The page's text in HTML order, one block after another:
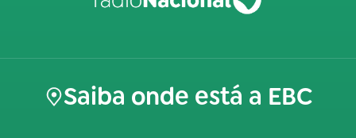
Saiba onde está a EBC